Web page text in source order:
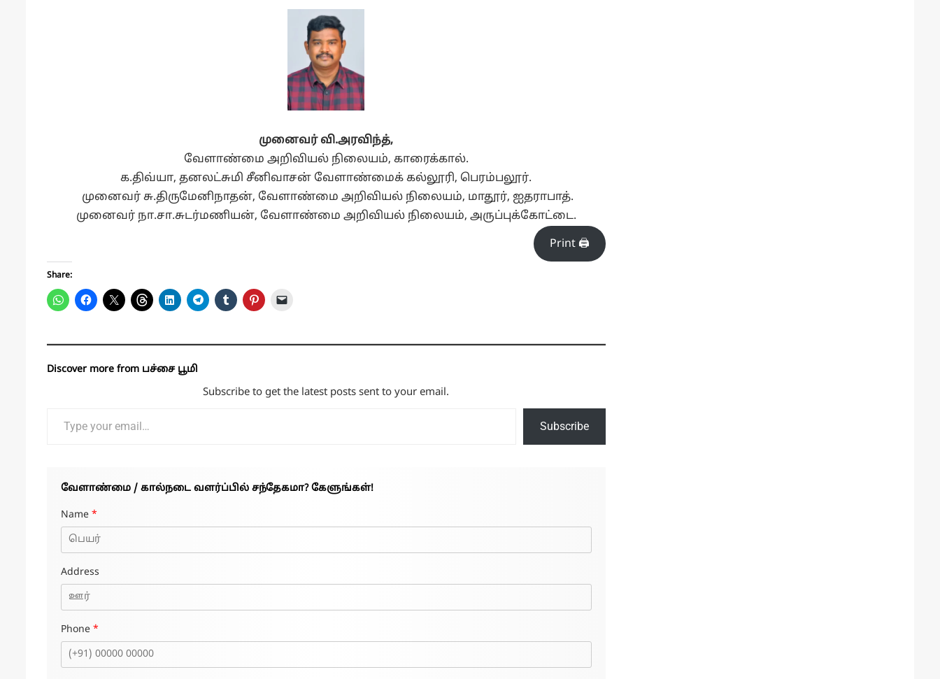
முனைவர் வி.அரவிந்த்,
வேளாண்மை அறிவியல் நிலையம், காரைக்கால்.
க.திவ்யா, தனலட்சுமி சீனிவாசன் வேளாண்மைக் கல்லூரி, பெரம்பலூர்.
முனைவர் சு.திருமேனிநாதன், வேளாண்மை அறிவியல் நிலையம், மாதூர், ஐதராபாத்.
முனைவர் நா.சா.சுடர்மணியன், வேளாண்மை அறிவியல் நிலையம், அருப்புக்கோட்டை.
Print 🖨
Share:
Discover more from பச்சை பூமி
Subscribe to get the latest posts sent to your email.
Subscribe
வேளாண்மை / கால்நடை வளர்ப்பில் சந்தேகமா? கேளுங்கள்!
Name *
Address
Phone *